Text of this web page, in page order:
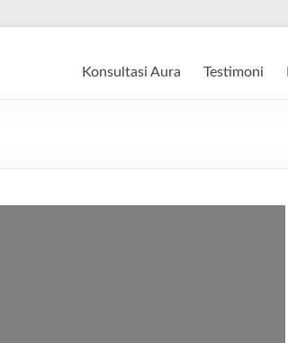
Konsultasi Aura Testimoni